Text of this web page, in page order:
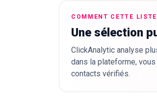
COMMENT CETTE
Une sélection
ClickAnalytic analyse
dans la plateforme,
contacts vérifiés.